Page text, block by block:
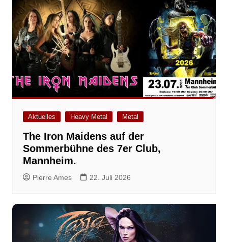
Aktuelles Heavy Metal Metal
The Iron Maidens auf der
Sommerbühne des 7er Club,
Mannheim.
Pierre Ames 22. Juli 2026